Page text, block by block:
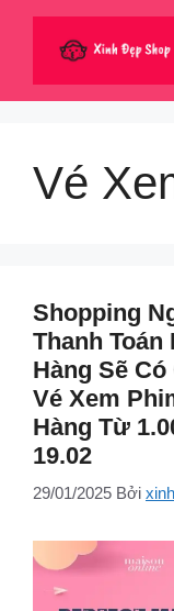
dung
Vé
Shopping
Thanh Toán
Hàng Sẽ
Vé Xem
Hàng Từ
19.02
29/01/2025 Bởi